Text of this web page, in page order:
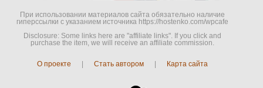
При использовании материалов сайта обязательно наличие
гиперссылки c указанием источника https://hostenko.com/wpcafe
Disclosure: Some links here are "affiliate links". If you click and
purchase the item, we will receive an affiliate commission.
О проекте Стать автором Карта сайта